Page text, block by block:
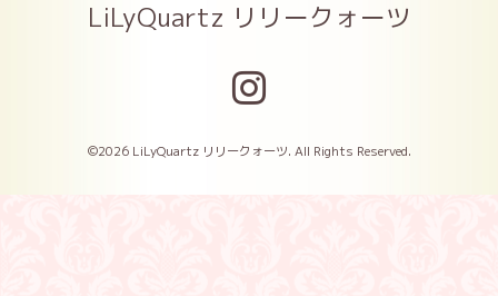
LiLyQuartz リリークォーツ
©2026 LiLyQuartz リリークォーツ. All Rights Reserved.